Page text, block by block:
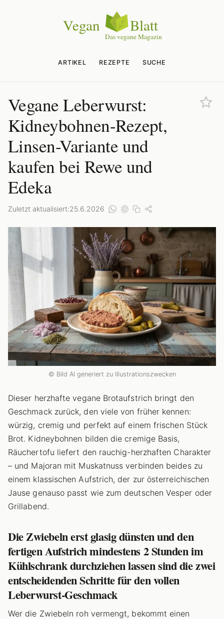
ARTIKEL REZEPTE SUCHE
Vegane Leberwurst:
Kidneybohnen-Rezept,
Linsen-Variante und
kaufen bei Rewe und
Edeka
Zuletzt aktualisiert:25.6.2026
© Bild AI generiert zu Illustrationszwecken
Dieser herzhafte vegane Brotaufstrich bringt den
Geschmack zurück, den viele von früher kennen:
würzig, cremig und perfekt auf einem frischen Stück
Brot. Kidneybohnen bilden die cremige Basis,
Räuchertofu liefert den rauchig-herzhaften Charakter
– und Majoran mit Muskatnuss verbinden beides zu
einem klassischen Aufstrich, der zur österreichischen
Jause genauso passt wie zum deutschen Vesper oder
Grillabend.
Die Zwiebeln erst glasig dünsten und den
fertigen Aufstrich mindestens 2 Stunden im
Kühlschrank durchziehen lassen sind die zwei
entscheidenden Schritte für den vollen
Leberwurst-Geschmack
Wer die Zwiebeln roh vermengt, bekommt einen